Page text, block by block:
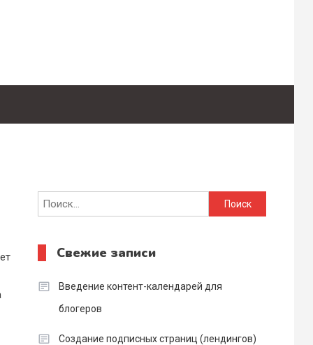
Найти:
Свежие записи
Введение контент-календарей для
блогеров
Создание подписных страниц (лендингов)